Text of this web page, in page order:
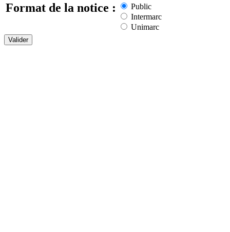
Format de la notice :
Public
Intermarc
Unimarc